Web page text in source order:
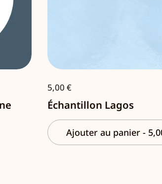
5,00 €
Échantillon Lagos
Ajouter au panier -